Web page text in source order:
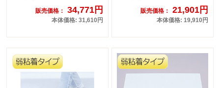
販売価格： 34,771円
本体価格: 31,610円
販売価格： 21,901円
本体価格: 19,910円